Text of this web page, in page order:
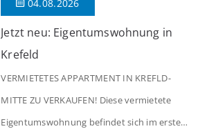
04.08.2026
Jetzt neu: Eigentumswohnung in
Krefeld
VERMIETETES APPARTMENT IN KREFLD-
MITTE ZU VERKAUFEN! Diese vermietete
Eigentumswohnung befindet sich im ersten